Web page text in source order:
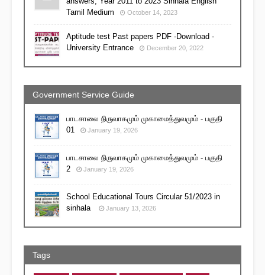
Tamil Medium
October 14, 2023
Aptitude test Past papers PDF -Download -
University Entrance
December 20, 2022
Government Service Guide
பாடசாலை நிருவாகமும் முகாமைத்துவமும் - பகுதி
01
January 19, 2026
பாடசாலை நிருவாகமும் முகாமைத்துவமும் - பகுதி
2
January 19, 2026
School Educational Tours Circular 51/2023 in
sinhala
January 13, 2026
Tags